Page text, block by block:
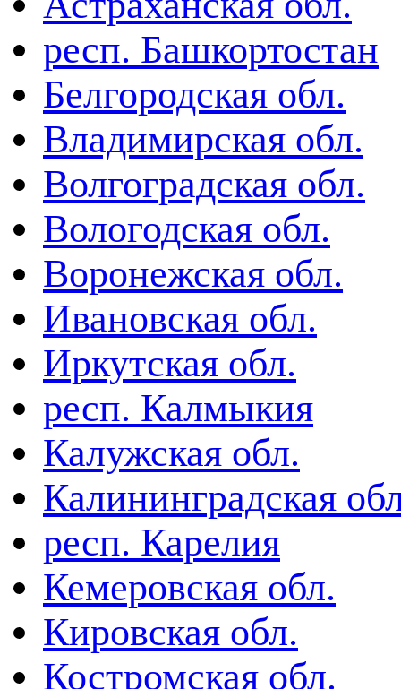
респ. Башкортостан
Белгородская обл.
Владимирская обл.
Волгоградская обл.
Вологодская обл.
Воронежская обл.
Ивановская обл.
Иркутская обл.
респ. Калмыкия
Калужская обл.
Калининградская
респ. Карелия
Кемеровская обл.
Кировская обл.
Костромская обл.